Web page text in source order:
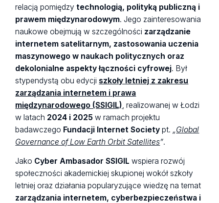
relacją pomiędzytechnologią, polityką publiczną i
prawem międzynarodowym. Jego zainteresowania
naukowe obejmują w szczególności zarządzanie
internetem satelitarnym, zastosowania uczenia
maszynowego w naukach politycznych oraz
dekolonialne aspekty łączności cyfrowej. Był
stypendystą obu edycji szkoły letniej z zakresu
zarządzania internetem i prawa
międzynarodowego (SSIGIL) , realizowanej w Łodzi
w latach 2024 i 2025 w ramach projektu
badawczego Fundacji Internet Society pt. „Global
Governance of Low Earth Orbit Satellites”.
Jako Cyber Ambasador SSIGIL wspiera rozwój
społeczności akademickiej skupionej wokół szkoły
letniej oraz działania popularyzujące wiedzę na temat
zarządzania internetem, cyberbezpieczeństwa i